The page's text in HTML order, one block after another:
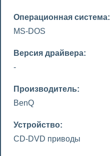
Операционная система:
MS-DOS
Версия драйвера:
-
Производитель:
BenQ
Устройство:
CD-DVD приводы